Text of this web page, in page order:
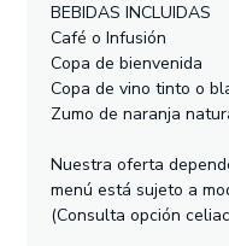
BEBIDAS INCLUIDAS
Café o Infusión
Copa de bienvenida
Copa de vino tinto o
Zumo de naranja
Nuestra oferta
menú está sujeto a
(Consulta opción